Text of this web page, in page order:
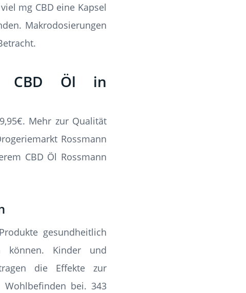
mg CBD eine Kapsel
Makrodosierungen
CBD Öl in
Mehr zur Qualität
Rossmann
CBD Öl Rossmann
gesundheitlich
können. Kinder und
die Effekte zur
bei. 343